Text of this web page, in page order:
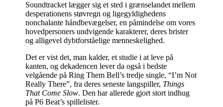
Soundtracket lægger sig et sted i grænselandet mellem
desperationens støvregn og ligegyldighedens
nonchalante håndbevægelser, en påmindelse om vores
hovedpersoners undvigende karakterer, deres brister
og alligevel dybtforståelige menneskelighed.
Det er vist det, man kalder, et studie i at leve på
kanten, og dekadencen lever da også i bedste
velgående på Ring Them Bell’s tredje single, “I’m Not
Really There”, fra deres seneste langspiller, Things
That Come Slow. Den har allerede gjort stort indhug
på P6 Beat’s spillelister.